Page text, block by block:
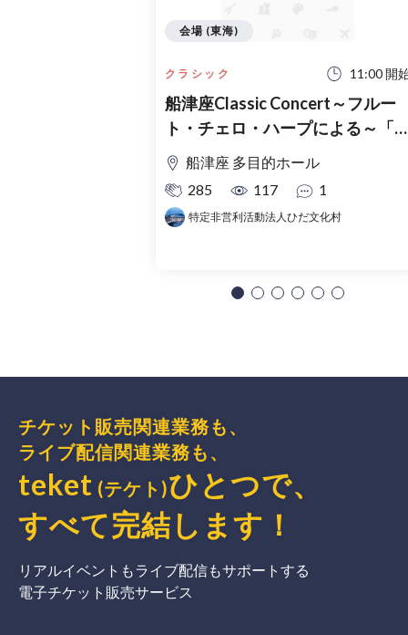
クラシック 11:00 開
船津座Classic Concert～フルー
ト・チェロ・ハープによる～「
夏の名曲アラカルト」
船津座 多目的ホール
285
117 1
特定非営利活動法人ひだ文化村
会場 (東海)
チケット販売関連業務も、
ライブ配信関連業務も、
teket (テケト)ひとつで、
すべて完結 します ！
リアルイベントもライブ配信もサポートする
電子チケット販売サービス